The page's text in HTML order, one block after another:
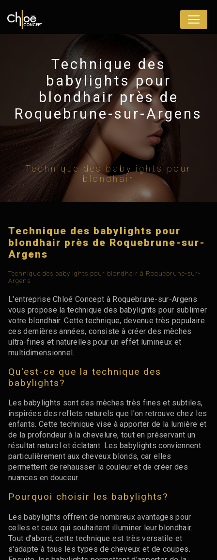
Technique des
babylights pour
blondhair près de
Roquebrune-sur-Argens
Technique des babylights pour
blondhair
Technique des babylights pour
blondhair près de Roquebrune-sur-
Argens
Technique des babylights pour blondhair à Roquebrune-sur-
Argens
L'entreprise Chloé Concept à Roquebrune-sur-Argens
vous propose la technique des babylights pour sublimer
votre blondhair. Cette technique, devenue très populaire
ces dernières années, consiste à créer des mèches
ultra-fines et naturelles pour un effet lumineux et
multidimensionnel.
Qu'est-ce que la technique des
babylights?
Les babylights sont des mèches très fines et subtiles,
inspirées des reflets naturels que l'on retrouve chez les
enfants. Cette technique vise à apporter de la lumière et
de la profondeur à la chevelure, tout en préservant un
résultat naturel et éclatant. Les babylights conviennent
particulièrement aux cheveux blonds, car elles
permettent de rehausser la couleur et de créer des
nuances en douceur.
Pourquoi choisir les babylights?
Les babylights offrent de nombreux avantages pour
celles et ceux qui souhaitent illuminer leur blondhair.
Tout d'abord, cette technique est très versatile et
s'adapte à tous les types de cheveux et de coupes.